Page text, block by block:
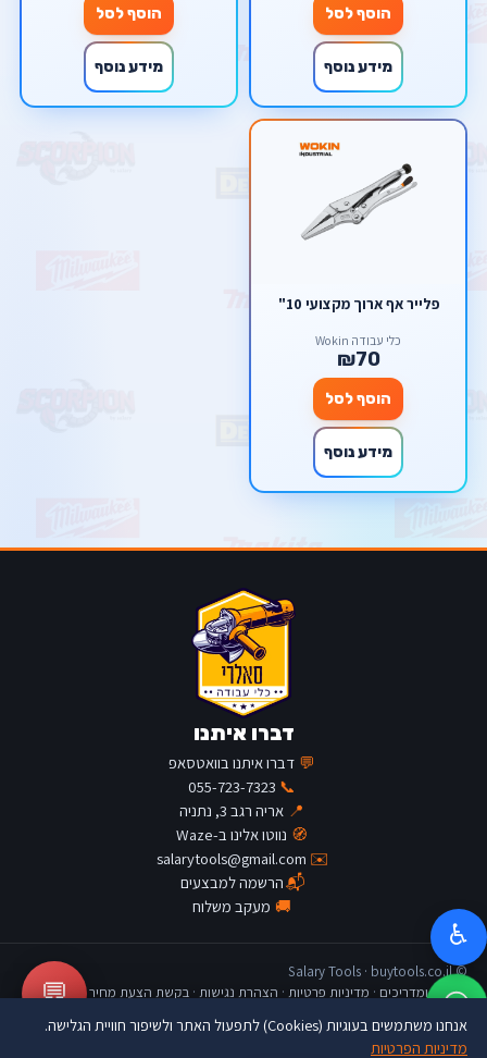
הוסף לסל
מידע נוסף
הוסף לסל
מידע נוסף
פלייר אף ארוך מקצועי 10"
כלי עבודה Wokin
₪70
הוסף לסל
מידע נוסף
דברו איתנו
💬 דברו איתנו בוואטסאפ
📞
055-723-7323
📍 אריה רגב 3, נתניה
🧭 נווטו אלינו ב-Waze
✉️
salarytools@gmail.com
📬הרשמה למבצעים
🚚 מעקב משלוח
© Salary Tools · buytools.co.il
כתבות ומדריכים · מדיניות פרטיות · הצהרת נגישות · בקשת הצעת מחיר 💬
♿
אנחנו משתמשים בעוגיות (Cookies) לתפעול האתר ולשיפור חוויית הגלישה.
מדיניות הפרטיות